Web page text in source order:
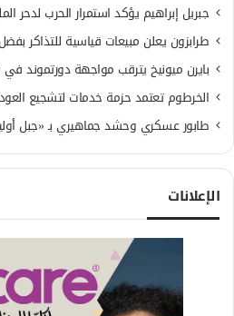
جبريل إبراهيم يؤكد استمرار الحرب لدحر
طرابزون يعلن مبيعات قياسية للتذاكر
بايرن ميونيخ يترقب مواجهة دورتموند في
الخرطوم تعتمد حزمة خدمات لتشجيع
طابور عسكري وحشد جماهيري بـ «جبل
الإعلانات